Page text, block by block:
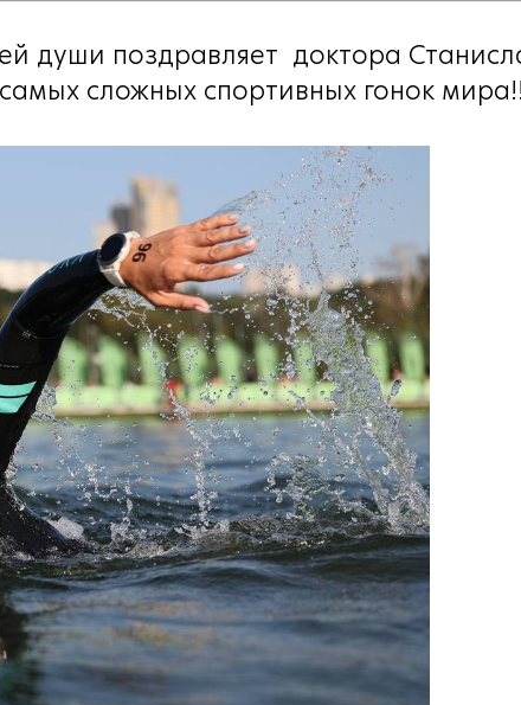
души поздравляет доктора
сложных спортивных гонок